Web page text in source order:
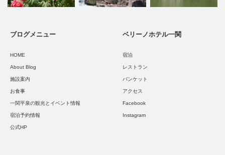
ブログメニュー
HOME
About Blog
施設案内
お食事
一関平泉の観光とイベント情報
宿泊予約情報
公式HP
ベリーノホテル一関
宿泊
レストラン
バンケット
アクセス
Facebook
Instagram